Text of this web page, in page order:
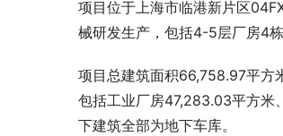
项目位于上海市临港新片区
械研发生产，包括4-5层厂房4
项目总建筑面积66,758.97平方
包括工业厂房47,283.03平方米
下建筑全部为地下车库。